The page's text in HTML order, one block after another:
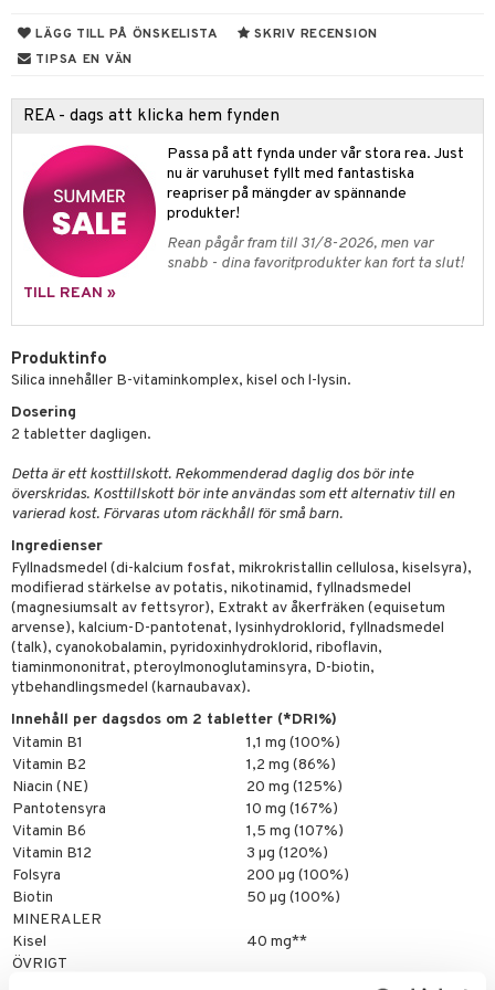
LÄGG TILL PÅ ÖNSKELISTA
SKRIV RECENSION
TIPSA EN VÄN
REA - dags att klicka hem fynden
Passa på att fynda under vår stora rea. Just
nu är varuhuset fyllt med fantastiska
reapriser på mängder av spännande
produkter!
Rean pågår fram till 31/8-2026, men var
snabb - dina favoritprodukter kan fort ta slut!
TILL REAN »
Produktinfo
Silica innehåller B-vitaminkomplex, kisel och l-lysin.
Dosering
2 tabletter dagligen.
Detta är ett kosttillskott. Rekommenderad daglig dos bör inte
överskridas. Kosttillskott bör inte användas som ett alternativ till en
varierad kost. Förvaras utom räckhåll för små barn.
Ingredienser
Fyllnadsmedel (di-kalcium fosfat, mikrokristallin cellulosa, kiselsyra),
modifierad stärkelse av potatis, nikotinamid, fyllnadsmedel
(magnesiumsalt av fettsyror), Extrakt av åkerfräken (equisetum
arvense), kalcium-D-pantotenat, lysinhydroklorid, fyllnadsmedel
(talk), cyanokobalamin, pyridoxinhydroklorid, riboflavin,
tiaminmononitrat, pteroylmonoglutaminsyra, D-biotin,
ytbehandlingsmedel (karnaubavax).
Innehåll per dagsdos om 2 tabletter (*DRI%)
Vitamin B1
1,1 mg (100%)
Vitamin B2
1,2 mg (86%)
Niacin (NE)
20 mg (125%)
Pantotensyra
10 mg (167%)
Vitamin B6
1,5 mg (107%)
Vitamin B12
3 µg (120%)
Folsyra
200 µg (100%)
Biotin
50 µg (100%)
MINERALER
Kisel
40 mg**
ÖVRIGT
& buljong
& oro
& avgiftning
fot
dusch & tvål
oljor
K
svar